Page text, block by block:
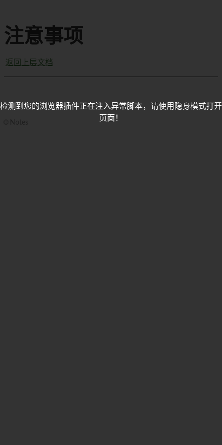
注意事项
返回上层文档
检测到您的浏览器插件正在注入异常脚本，请使用隐身模式打开
页面！